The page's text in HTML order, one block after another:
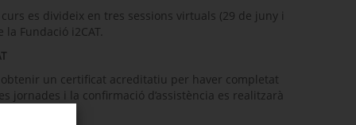
curs es divideix en tres sessions virtuals (29 de juny i
Fundació i2CAT.
un certificat acreditatiu per haver completat
jornades i la confirmació d’assistència es realitzarà